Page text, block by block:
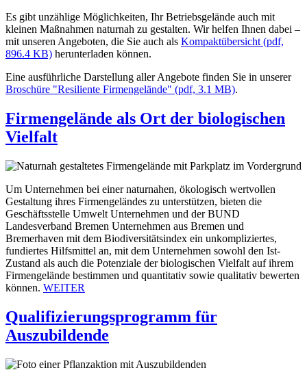
Es gibt unzählige Möglichkeiten, Ihr Betriebsgelände auch mit
kleinen Maßnahmen naturnah zu gestalten. Wir helfen Ihnen dabei –
mit unseren Angeboten, die Sie auch als Kompaktübersicht (pdf,
896.4 KB) herunterladen können.
Eine ausführliche Darstellung aller Angebote finden Sie in unserer
Broschüre "Resiliente Firmengelände" (pdf, 3.1 MB).
Firmengelände als Ort der biologischen
Vielfalt
Um Unternehmen bei einer naturnahen, ökologisch wertvollen
Gestaltung ihres Firmengeländes zu unterstützen, bieten die
Geschäftsstelle Umwelt Unternehmen und der BUND
Landesverband Bremen Unternehmen aus Bremen und
Bremerhaven mit dem Biodiversitätsindex ein unkompliziertes,
fundiertes Hilfsmittel an, mit dem Unternehmen sowohl den Ist-
Zustand als auch die Potenziale der biologischen Vielfalt auf ihrem
Firmengelände bestimmen und quantitativ sowie qualitativ bewerten
können. WEITER
Qualifizierungsprogramm für
Auszubildende